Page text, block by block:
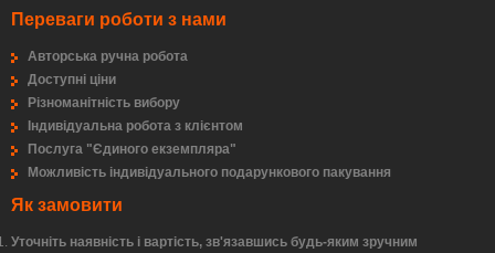
Переваги роботи з нами
Авторська ручна робота
Доступні ціни
Різноманітність вибору
Індивідуальна робота з клієнтом
Послуга "Єдиного екземпляра"
Можливість індивідуального подарункового пакування
Як замовити
Уточніть наявність і вартість, зв'язавшись будь-яким зручним